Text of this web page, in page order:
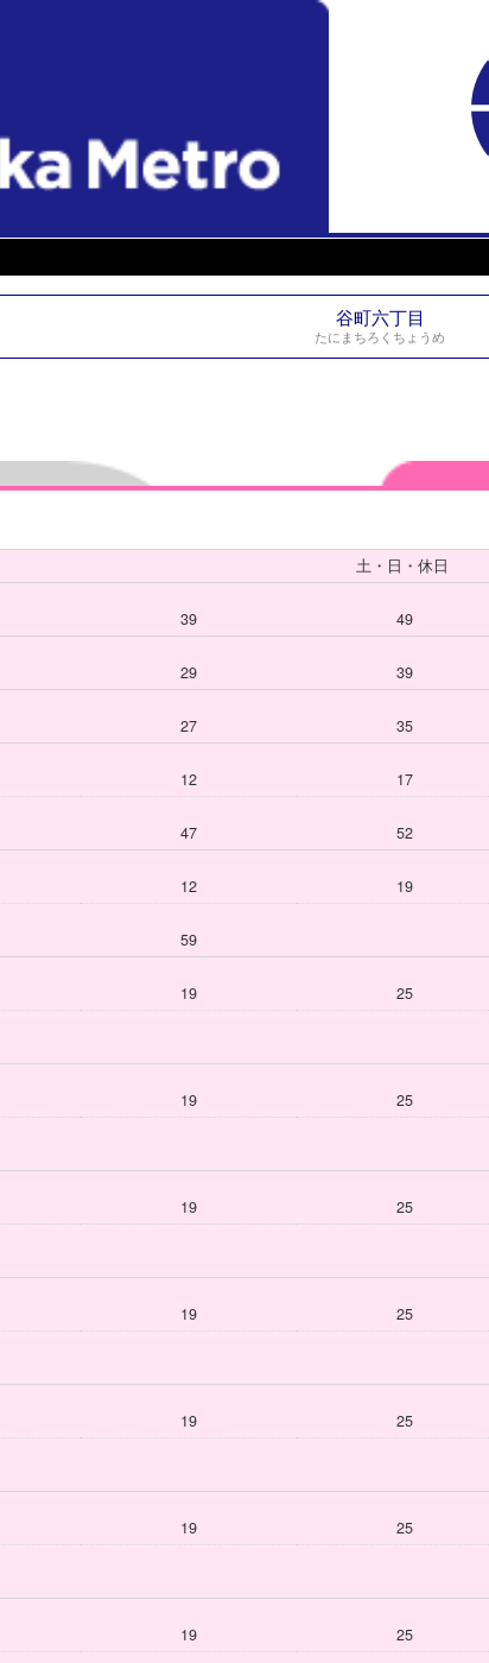
谷町六丁目
たにまちろくちょうめ
土・日・休日
39 49
29 39
27 35
12 17
47 52
12 19
59
19 25
19 25
19 25
19 25
19 25
19 25
19 25